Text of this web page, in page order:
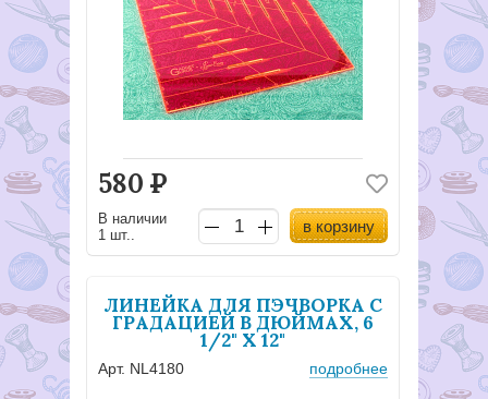
580 Р
В наличии
1 шт..
в корзину
ЛИНЕЙКА ДЛЯ ПЭЧВОРКА С
ГРАДАЦИЕЙ В ДЮЙМАХ, 6
1/2" X 12"
Арт. NL4180 подробнее